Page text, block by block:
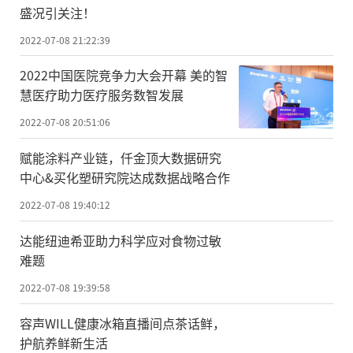
盛况引关注！
2022-07-08 21:22:39
2022中国医院竞争力大会开幕 美的智
慧医疗助力医疗服务数智发展
2022-07-08 20:51:06
赋能涂料产业链，仟金顶大数据研究
中心&买化塑研究院达成数据战略合作
2022-07-08 19:40:12
达能纽迪希亚助力科学应对食物过敏
难题
2022-07-08 19:39:58
容声WILL健康冰箱直播间点茶话鲜，
护航养鲜新生活